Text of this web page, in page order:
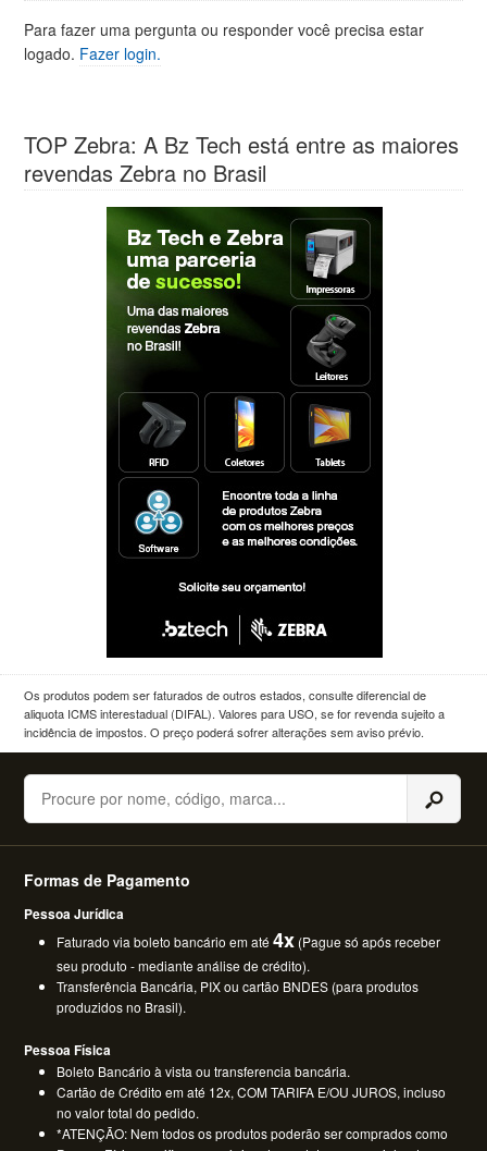
Para fazer uma pergunta ou responder você precisa estar
logado. Fazer login.
TOP Zebra: A Bz Tech está entre as maiores
revendas Zebra no Brasil
Os produtos podem ser faturados de outros estados, consulte diferencial de
aliquota ICMS interestadual (DIFAL). Valores para USO, se for revenda sujeito a
incidência de impostos. O preço poderá sofrer alterações sem aviso prévio.
Buscar
Formas de Pagamento
Pessoa Jurídica
Faturado via boleto bancário em até4x (Pague só após receber
seu produto - mediante análise de crédito).
Transferência Bancária, PIX ou cartão BNDES (para produtos
produzidos no Brasil).
Pessoa Física
Boleto Bancário à vista ou transferencia bancária.
Cartão de Crédito em até 12x, COM TARIFA E/OU JUROS, incluso
no valor total do pedido.
*ATENÇÃO: Nem todos os produtos poderão ser comprados como